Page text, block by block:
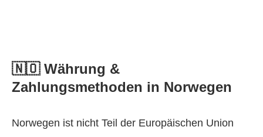
🇳🇴 Währung &
Zahlungsmethoden in Norwegen
Norwegen ist nicht Teil der Europäischen Union